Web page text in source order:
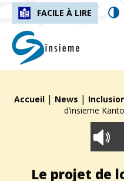
FACILE À LIRE
insieme.ch
Fil d'Ariane :
Accueil | News |
d’insieme
Le projet de